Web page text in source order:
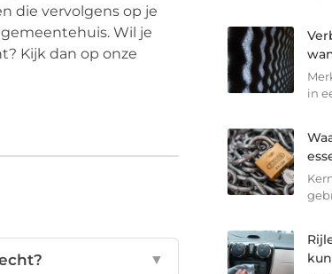
die vervolgens op je
Wil je
Kijk dan op onze
▼
in